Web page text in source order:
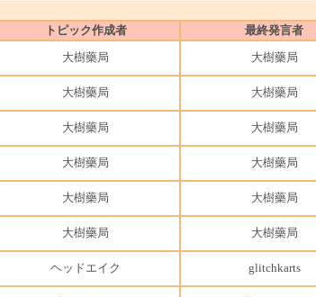
トピック作成者 最終発言者
大樹藥局 大樹藥局
大樹藥局 大樹藥局
大樹藥局 大樹藥局
大樹藥局 大樹藥局
大樹藥局 大樹藥局
大樹藥局 大樹藥局
ヘッドエイク glitchkarts